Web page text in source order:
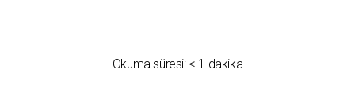
Okuma süresi: < 1 dakika